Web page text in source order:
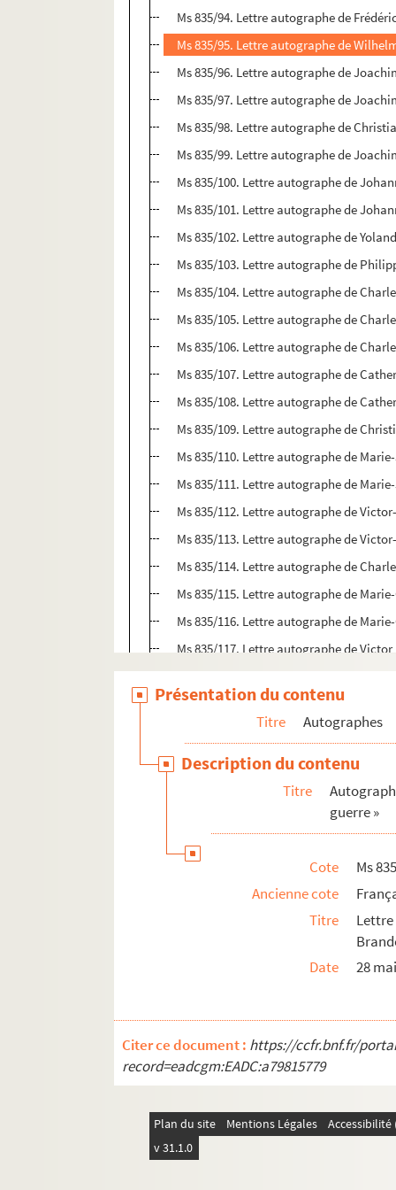
Ms 835/94. Lettre autographe de
Ms 835/95. Lettre autographe de
Ms 835/96. Lettre autographe de
Ms 835/97. Lettre autographe de
Ms 835/98. Lettre autographe de
Ms 835/99. Lettre autographe de
Ms 835/100. Lettre autographe de
Ms 835/101. Lettre autographe de
Ms 835/102. Lettre autographe de
Ms 835/103. Lettre autographe de
Ms 835/104. Lettre autographe de
Ms 835/105. Lettre autographe de
Ms 835/106. Lettre autographe de
Ms 835/107. Lettre autographe de
Ms 835/108. Lettre autographe de
Ms 835/109. Lettre autographe de
Ms 835/110. Lettre autographe de
Ms 835/111. Lettre autographe de
Ms 835/112. Lettre autographe de
Ms 835/113. Lettre autographe de
Ms 835/114. Lettre autographe de
Ms 835/115. Lettre autographe de
Ms 835/116. Lettre autographe de
Ms 835/117. Lettre autographe de
Ms 835/118. Lettre autographe Marie-
Ms 835/119. Lettre autographe de
Ms 835/120. Lettre autographe de
Ms 835/121. Lettre autographe de
Ms 835/122. Lettre autographe de
Ms 835/123. Lettre autographe de
Ms 835/125. Signature autographe de
Ms 835/126. Lettre autographe de
Ms 835/127. Lettre autographe de
Ms 835/128. Lettre autographe
Ms 835/129. Lettre autographe d’Arthur
Ms 835/132. Lettre autographe de John
Ms 835/133. Lettre autographe de John
Ms 835/134. Lettre autographe de
Ms 835/135. Lettre autographe de
Présentation du contenu
Titre Autographes
Description du contenu
Titre
guerre »
Cote
Ms
Ancienne cote
Titre
Date
28
Citer ce document : https://ccfr.bnf.fr/
record=eadcgm:EADC:a79815779
Plan du site Mentions Légales
v 31.1.0